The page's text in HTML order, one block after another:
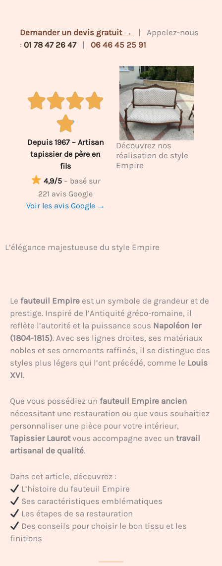
Demander un devis gratuit →
| Appelez-nous
: 01 78 47 26 47 | 06 46 45 25 91
Depuis 1967 – Artisan
tapissier de père en
fils
4,9/5 – basé sur
221 avis Google
Voir les avis Google →
Découvrez nos
réalisation de style
Empire
L’élégance majestueuse du style Empire
Le fauteuil Empire est un symbole de grandeur et de
prestige. Inspiré de l’Antiquité gréco-romaine, il
reflète l’autorité et la puissance sous Napoléon Ier
(1804-1815). Avec ses lignes droites, ses matériaux
nobles et ses ornements raffinés, il se distingue des
styles plus légers qui l’ont précédé, comme le Louis
XVI.
Que vous possédiez un fauteuil Empire ancien
nécessitant une restauration ou que vous souhaitiez
personnaliser une pièce pour votre intérieur,
Tapissier Laurotvous accompagne avec un travail
artisanal de qualité.
Dans cet article, découvrez :
L’histoire du fauteuil Empire
Ses caractéristiques emblématiques
Les étapes de sa restauration
Des conseils pour choisir le bon tissu et les
finitions